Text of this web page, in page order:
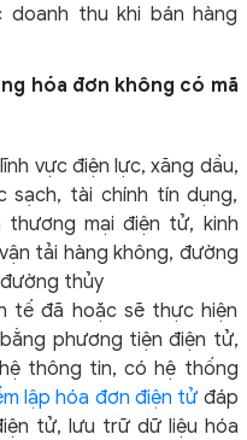
thu khi bán hàng
hóa đơn không có mã
vực điện lực, xăng dầu,
sạch, tài chính tín dụng,
thương mại điện tử, kinh
tải hàng không, đường
thủy
tế đã hoặc sẽ thực hiện
phương tiện điện tử,
thông tin, có hệ thống
lập hóa đơn điện tử đáp
tử, lưu trữ dữ liệu hóa